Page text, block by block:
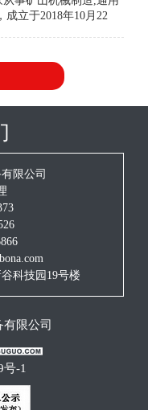
立于2018年10月22
为本、科技创新的发
。愿与各界朋友并肩
限公司
科技园19号楼
限公司
号-1